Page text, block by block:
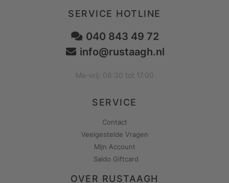
SERVICE HOTLINE
040 843 49 72
info@rustaagh.nl
Ma-vrij: 08:30 tot 17.00
SERVICE
Contact
Veelgestelde Vragen
Mijn Account
Saldo Giftcard
OVER RUSTAAGH